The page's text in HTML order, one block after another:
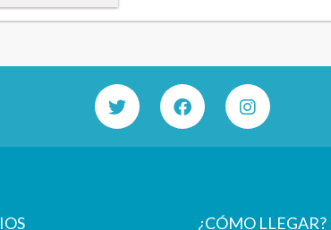
¿CÓMO LLEGAR?